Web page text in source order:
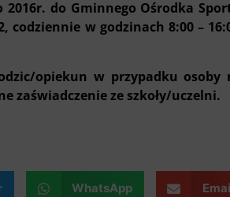
do Gminnego Ośrodka
codziennie w godzinach 8:00 –
opiekun w przypadku osoby
zaświadczenie ze szkoły/uczelni.
WhatsApp